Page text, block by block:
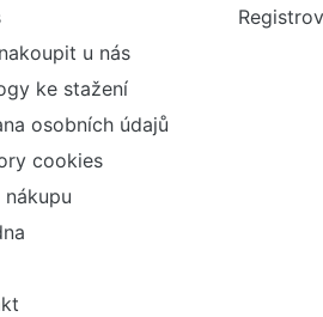
u nás
ke stažení
osobních údajů
cookies
nákupu